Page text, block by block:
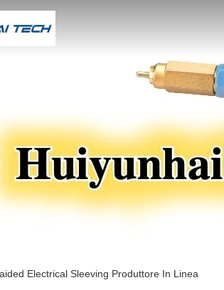
Electrical Sleeving Produttore In Linea